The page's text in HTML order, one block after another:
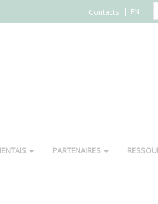
Contacts EN
PARTENAIRES